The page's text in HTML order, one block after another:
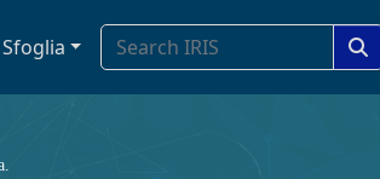
Sfoglia